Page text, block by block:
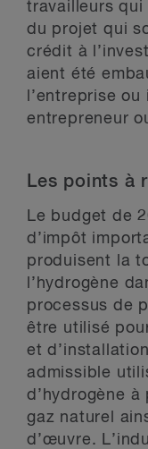
travailleurs
du projet qui
crédit à
aient été
l’entreprise
entrepreneur
Les points à
Le budget de
d’impôt
produisent la
l’hydrogène
processus de
être utilisé
et
admissible
d’hydrogène
gaz naturel
d’œuvre.